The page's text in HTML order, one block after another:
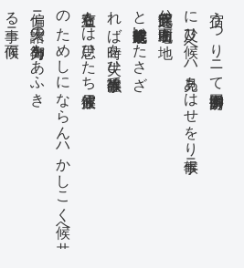
宿うつりニて御勝手方困窮
に及ひ候へハ見あはせをり候事ニ
有之候此節ハ右地面明キ地
と成候事故此時造作いたさざ
れば時を失ひ候事故強て
右造立をは思ひたち候彼霊岸
のためしにならんハかしこく候へ共
偏ニ諸天の御与力をあふき
る事ニ而候